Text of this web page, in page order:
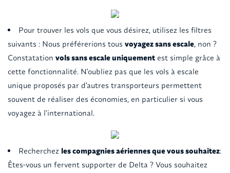
Pour trouver les vols que vous désirez, utilisez les filtres
suivants : Nous préférerions tous voyagez sans escale, non ?
Constatation vols sans escale uniquementest simple grâce à
cette fonctionnalité. N'oubliez pas que les vols à escale
unique proposés par d'autres transporteurs permettent
souvent de réaliser des économies, en particulier si vous
voyagez à l'international.
Recherchez les compagnies aériennes que vous souhaitez:
Êtes-vous un fervent supporter de Delta ? Vous souhaitez